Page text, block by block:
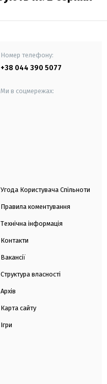
Номер телефону:
+38 044 390 5077
Ми в соцмережах:
Угода Користувача Спільноти
Правила коментування
Технічна інформація
Контакти
Вакансії
Структура власності
Архів
Карта сайту
Ігри